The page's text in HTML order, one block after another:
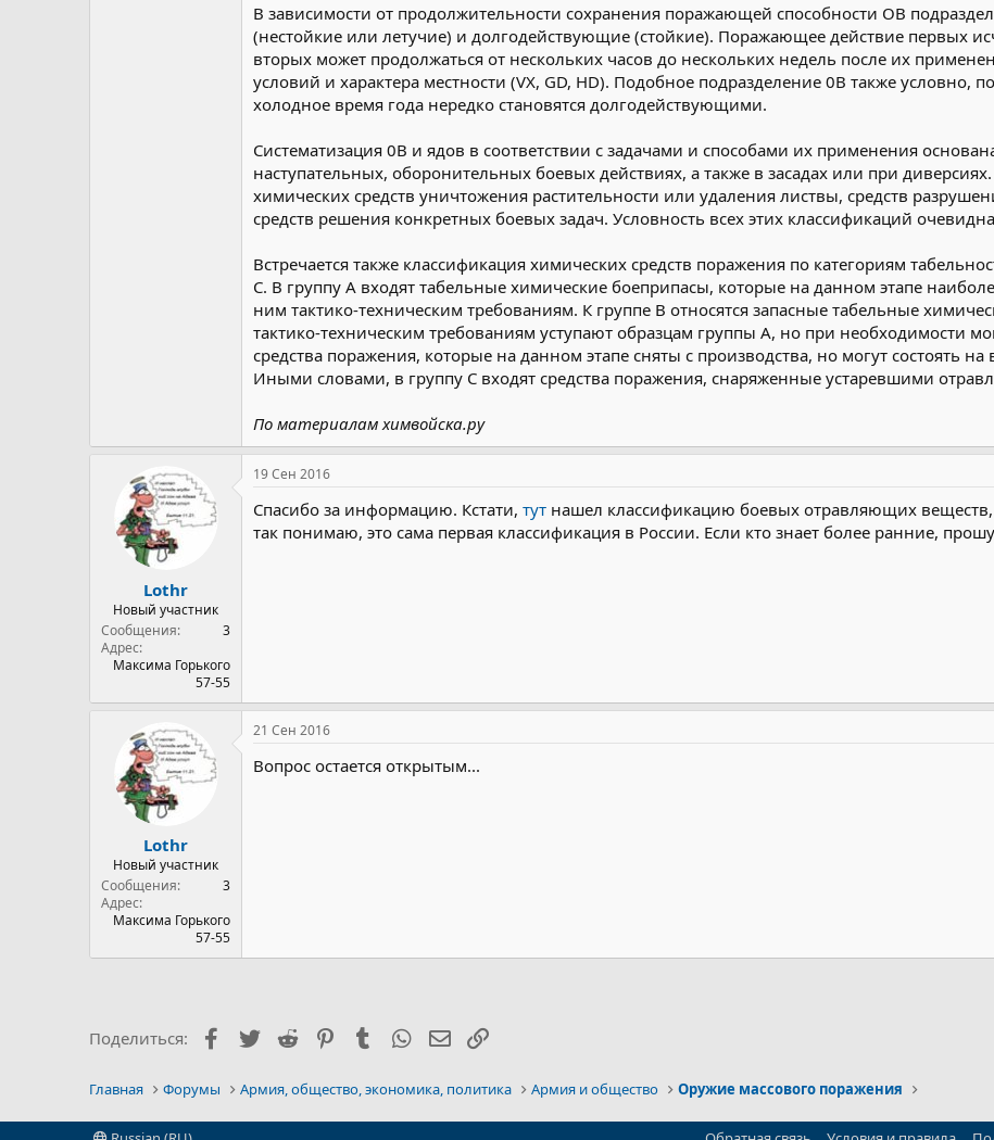
В зависимости от продолжительности сохранения поражающей способности ОВ
(нестойкие или летучие) и долгодействующие (стойкие). Поражающее действие первых
вторых может продолжаться от нескольких часов до нескольких недель после их
условий и характера местности (VХ, GD, НD). Подобное подразделение 0В также условно,
холодное время года нередко становятся долгодействующими.
Систематизация 0В и ядов в соответствии с задачами и способами их применения
наступательных, оборонительных боевых действиях, а также в засадах или при
химических средств уничтожения растительности или удаления листвы, средств
средств решения конкретных боевых задач. Условность всех этих классификаций
Встречается также классификация химических средств поражения по категориям
С. В группу А входят табельные химические боеприпасы, которые на данном этапе
ним тактико-техническим требованиям. К группе В относятся запасные табельные
тактико-техническим требованиям уступают образцам группы А, но при необходимости
средства поражения, которые на данном этапе сняты с производства, но могут состоять
Иными словами, в группу С входят средства поражения, снаряженные устаревшими
По материалам химвойска.ру
Lothr
Новый участник
Сообщения
3
Адрес
Максима Горького
57-55
19 Сен 2016
Спасибо за информацию. Кстати, тут нашел классификацию боевых отравляющих
так понимаю, это сама первая классификация в России. Если кто знает более ранние,
Lothr
Новый участник
Сообщения
3
Адрес
Максима Горького
57-55
21 Сен 2016
Вопрос остается открытым...
Поделиться: Facebook
Twitter Reddit PinterestTumblrWhatsAppЭлектронная почта
Главная Форумы Армия, общество, экономика, политика Армия и общество Оружие массового поражения